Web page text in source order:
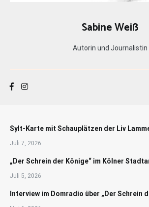
Sabine Weiß
Autorin und Journalistin
Sylt-Karte mit Schauplätzen der Liv
Juli 7, 2026
„Der Schrein der Könige“ im Kölner
Juli 5, 2026
Interview im Domradio über „Der Schrein